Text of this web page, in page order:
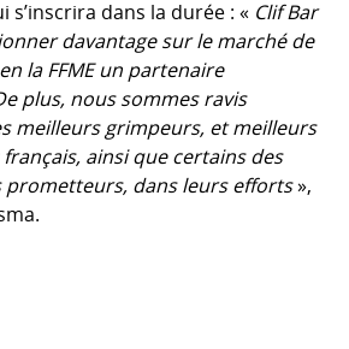
dans la durée : « Clif Bar
davantage sur le marché de
la FFME un partenaire
plus, nous sommes ravis
meilleurs grimpeurs, et meilleurs
ainsi que certains des
prometteurs, dans leurs efforts»,